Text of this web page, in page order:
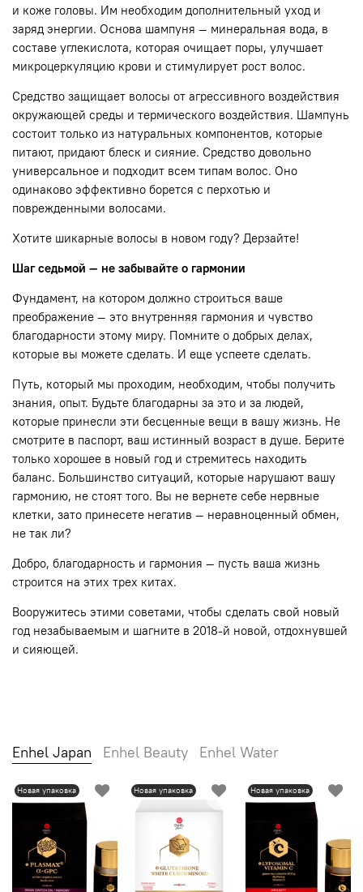
и коже головы. Им необходим дополнительный уход и
заряд энергии. Основа шампуня — минеральная вода, в
составе углекислота, которая очищает поры, улучшает
микроцеркуляцию крови и стимулирует рост волос.
Средство защищает волосы от агрессивного воздействия
окружающей среды и термического воздействия. Шампунь
состоит только из натуральных компонентов, которые
питают, придают блеск и сияние. Средство довольно
универсальное и подходит всем типам волос. Оно
одинаково эффективно борется с перхотью и
поврежденными волосами.
Хотите шикарные волосы в новом году? Дерзайте!
Шаг седьмой — не забывайте о гармонии
Фундамент, на котором должно строиться ваше
преображение — это внутренняя гармония и чувство
благодарности этому миру. Помните о добрых делах,
которые вы можете сделать. И еще успеете сделать.
Путь, который мы проходим, необходим, чтобы получить
знания, опыт. Будьте благодарны за это и за людей,
которые принесли эти бесценные вещи в вашу жизнь. Не
смотрите в паспорт, ваш истинный возраст в душе. Берите
только хорошее в новый год и стремитесь находить
баланс. Большинство ситуаций, которые нарушают вашу
гармонию, не стоят того. Вы не вернете себе нервные
клетки, зато принесете негатив — неравноценный обмен,
не так ли?
Добро, благодарность и гармония — пусть ваша жизнь
строится на этих трех китах.
Вооружитесь этими советами, чтобы сделать свой новый
год незабываемым и шагните в 2018-й новой, отдохнувшей
и сияющей.
Enhel Japan Enhel Beauty Enhel Water
Новая упаковка Новая упаковка Новая упаковка